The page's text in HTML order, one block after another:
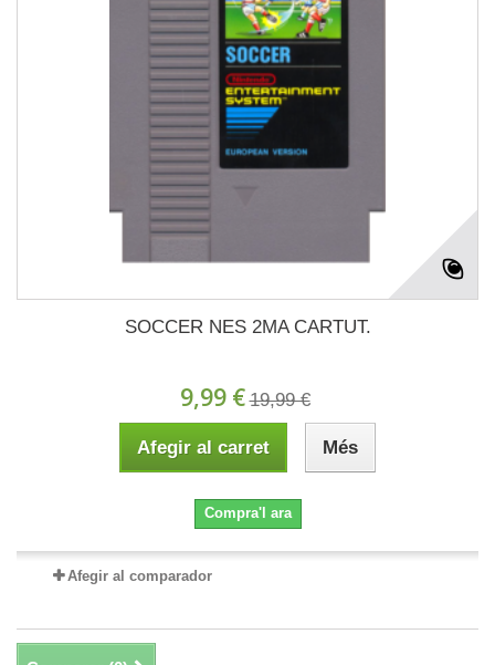
SOCCER NES 2MA CARTUT.
9,99 € 19,99 €
Afegir al carret Més
Compra'l ara
Afegir al comparador